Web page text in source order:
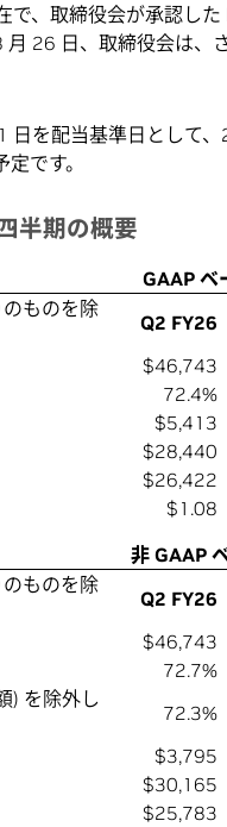
で、取締役会が承認し
26 日、取締役会は、
日を配当基準日として
です。
半期の概要
GAAP ベ
ものを除
Q2 FY26
$46,743
72.4%
$5,413
$28,440
$26,422
$1.08
非 GAAP
ものを除
Q2 FY26
$46,743
72.7%
) を除外し
72.3%
$3,795
$30,165
$25,783